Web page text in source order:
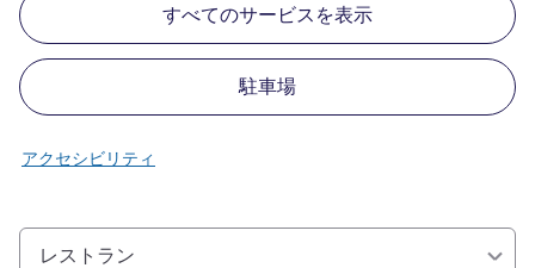
すべてのサービスを表示
駐車場
アクセシビリティ
レストラン